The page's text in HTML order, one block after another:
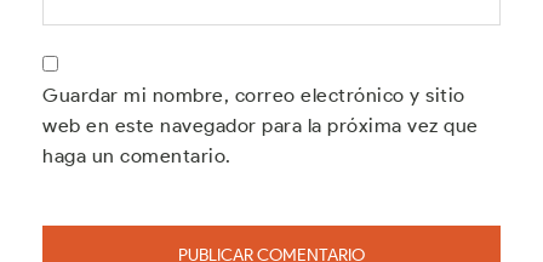
Guardar mi nombre, correo electrónico y sitio
web en este navegador para la próxima vez que
haga un comentario.